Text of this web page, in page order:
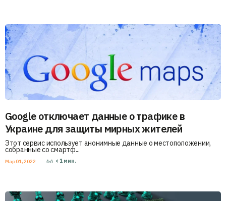
Google отключает данные о трафике в
Украине для защиты мирных жителей
Этот сервис использует анонимные данные о местоположении,
собранные со смартф...
Мар 01, 2022 < 1 мин.